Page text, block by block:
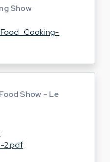
Show
Show – Le
2.pdf